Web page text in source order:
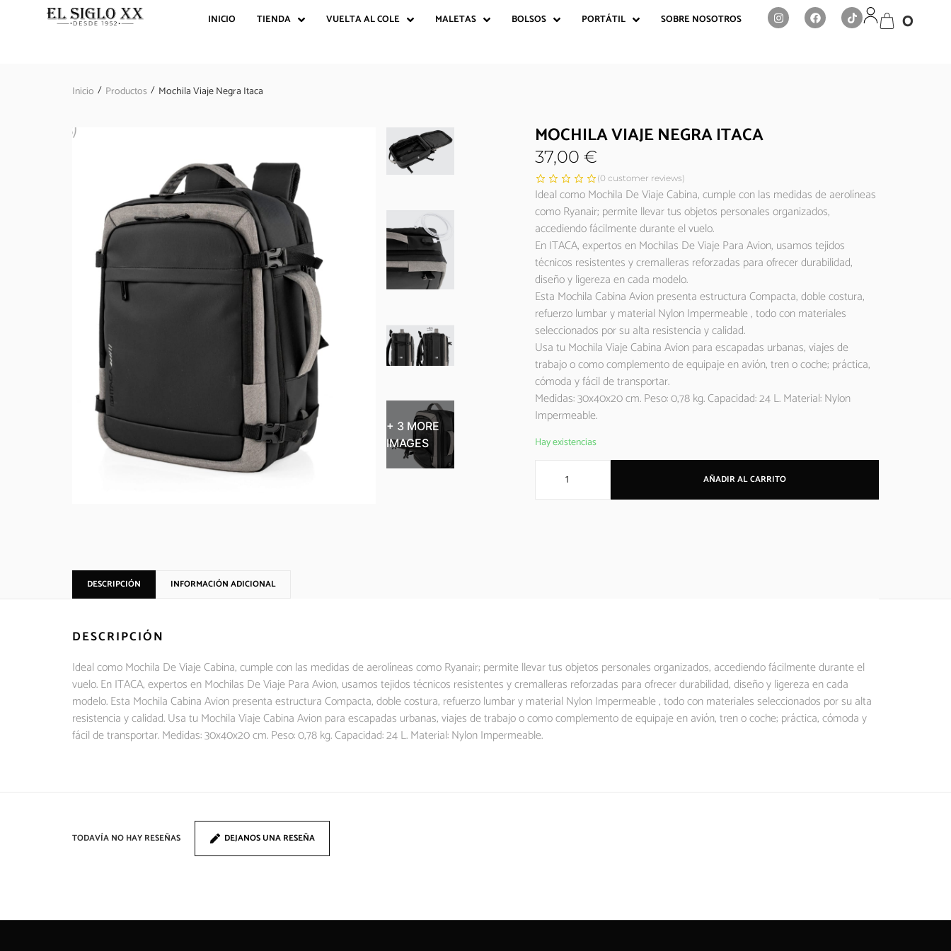
INICIO TIENDA VUELTA AL COLE MALETAS BOLSOS PORTÁTIL SOBRE NOSOTROS 0
Inicio / Productos / Mochila Viaje Negra Itaca
+ 3 MORE
IMAGES
MOCHILA VIAJE NEGRA ITACA
37,00 €
(0 customer reviews)
Ideal como Mochila De Viaje Cabina, cumple con las medidas de aerolíneas
como Ryanair; permite llevar tus objetos personales organizados,
accediendo fácilmente durante el vuelo.
En ITACA, expertos en Mochilas De Viaje Para Avion, usamos tejidos
técnicos resistentes y cremalleras reforzadas para ofrecer durabilidad,
diseño y ligereza en cada modelo.
Esta Mochila Cabina Avion presenta estructura Compacta, doble costura,
refuerzo lumbar y material Nylon Impermeable , todo con materiales
seleccionados por su alta resistencia y calidad.
Usa tu Mochila Viaje Cabina Avion para escapadas urbanas, viajes de
trabajo o como complemento de equipaje en avión, tren o coche; práctica,
cómoda y fácil de transportar.
Medidas: 30x40x20 cm. Peso: 0,78 kg. Capacidad: 24 L. Material: Nylon
Impermeable.
Hay existencias
AÑADIR AL CARRITO
DESCRIPCIÓN INFORMACIÓN ADICIONAL
DESCRIPCIÓN
Ideal como Mochila De Viaje Cabina, cumple con las medidas de aerolíneas como Ryanair; permite llevar tus objetos personales organizados, accediendo fácilmente durante el
vuelo. En ITACA, expertos en Mochilas De Viaje Para Avion, usamos tejidos técnicos resistentes y cremalleras reforzadas para ofrecer durabilidad, diseño y ligereza en cada
modelo. Esta Mochila Cabina Avion presenta estructura Compacta, doble costura, refuerzo lumbar y material Nylon Impermeable , todo con materiales seleccionados por su alta
resistencia y calidad. Usa tu Mochila Viaje Cabina Avion para escapadas urbanas, viajes de trabajo o como complemento de equipaje en avión, tren o coche; práctica, cómoda y
fácil de transportar. Medidas: 30x40x20 cm. Peso: 0,78 kg. Capacidad: 24 L. Material: Nylon Impermeable.
TODAVÍA NO HAY RESEÑAS DEJANOS UNA RESEÑA